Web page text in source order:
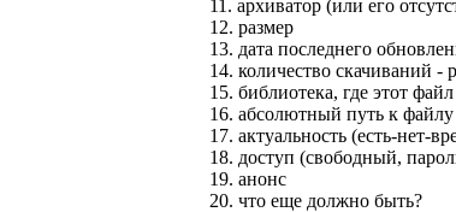
11. архиватор (или его
12. размер
13. дата последнего
14. количество скачиваний -
15. библиотека, где этот
16. абсолютный путь к файлу
17. актуальность (есть-нет-
18. доступ (свободный,
19. анонс
20. что еще должно быть?